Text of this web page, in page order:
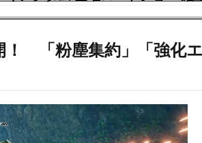
！ 「粉塵集約」「強